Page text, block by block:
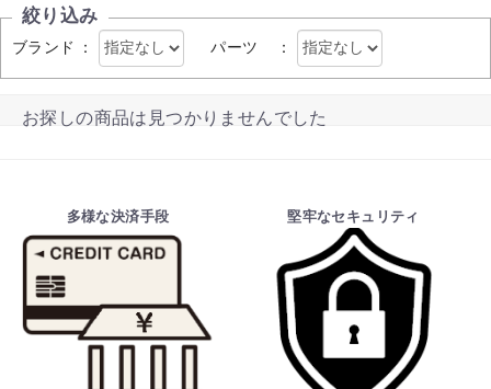
絞り込み
ブランド ： パーツ ：
お探しの商品は見つかりませんでした
多様な決済手段 堅牢なセキュリティ